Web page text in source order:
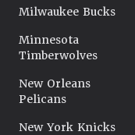
Milwaukee Bucks
Minnesota
Timberwolves
New Orleans
Pelicans
New York Knicks